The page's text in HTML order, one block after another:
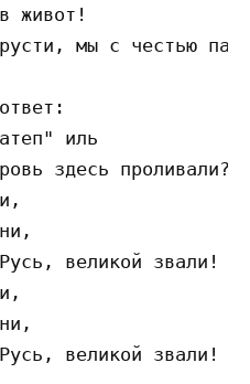
живот!
мы с честью
иль
здесь проливали?!
великой звали!
великой звали!